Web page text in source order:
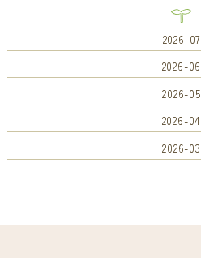
2026-07
2026-06
2026-05
2026-04
2026-03